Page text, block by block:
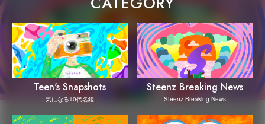
Teen's Snapshots
気になる10代名鑑
Steenz Breaking News
Steenz Breaking News